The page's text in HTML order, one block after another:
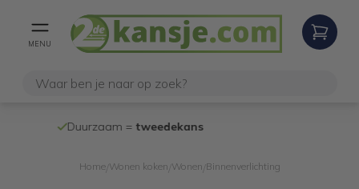
MENU
Duurzaam =tweedekans
Home/ Wonen koken Wonen Binnenverlichting